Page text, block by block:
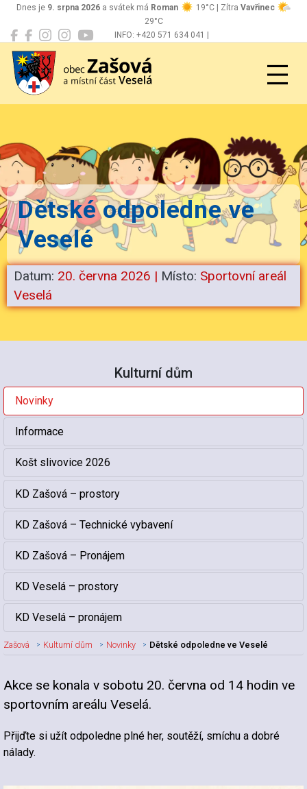
INFO: +420 571 634 041 |
Dnes je 9. srpna 2026 a svátek má Roman 19°C | Zítra Vavřinec
29°C
Zašová
Dětské odpoledne ve
Veselé
Datum: 20. června 2026 | Místo: Sportovní areál
Veselá
Kulturní dům
Novinky
Informace
Košt slivovice 2026
KD Zašová – prostory
KD Zašová – Technické vybavení
KD Zašová – Pronájem
KD Veselá – prostory
KD Veselá – pronájem
Zašová Kulturní dům Novinky Dětské odpoledne ve Veselé
Nadpis článku
Akce se konala v sobotu 20. června od 14 hodin ve
sportovním areálu Veselá.
Přijďte si užít odpoledne plné her, soutěží, smíchu a dobré
nálady.